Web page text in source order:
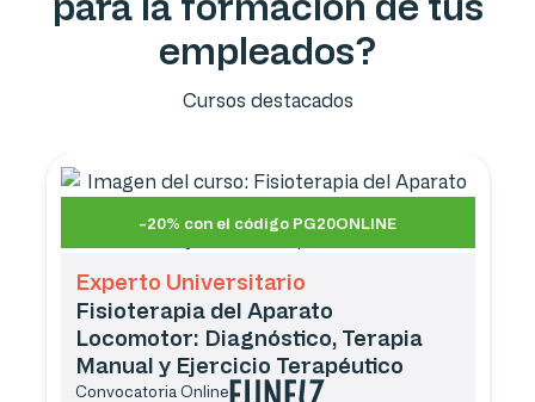
empleados?
Cursos destacados
-20% con el código PG20ONLINE
Experto Universitario
Fisioterapia del Aparato
Locomotor: Diagnóstico, Terapia
Manual y Ejercicio Terapéutico
Convocatoria Online